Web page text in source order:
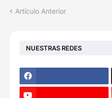
Artículo Anterior
NUESTRAS REDES